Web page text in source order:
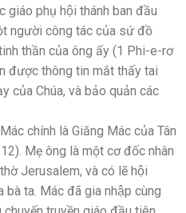
giáo phụ hội thánh ban đầu
người công tác của sứ đồ
thần của ông ấy (1 Phi-e-rơ
được thông tin mắt thấy tai
của Chúa, và bảo quản các
chính là Giăng Mác của Tân
Mẹ ông là một cơ đốc nhân
Jerusalem, và có lẽ hội
bà ta. Mác đã gia nhập cùng